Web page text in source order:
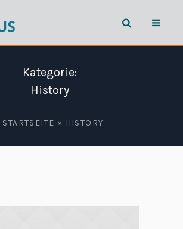
Kategorie:
History
STARTSEITE » HISTORY